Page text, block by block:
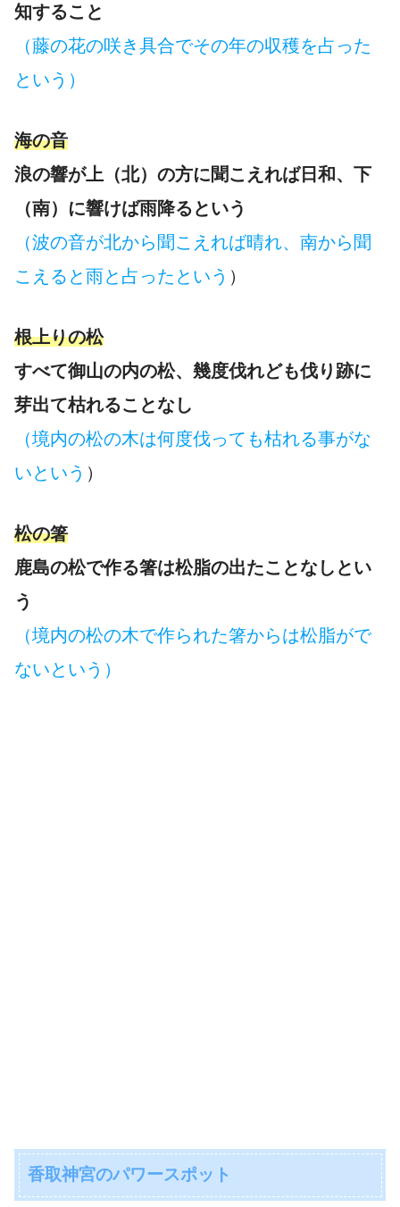
知すること
（藤の花の咲き具合でその年の収穫を占った
という）
海の音
浪の響が上（北）の方に聞こえれば日和、下
（南）に響けば雨降るという
（波の音が北から聞こえれば晴れ、南から聞
こえると雨と占ったという ）
根上りの松
すべて御山の内の松、幾度伐れども伐り跡に
芽出て枯れることなし
（境内の松の木は何度伐っても枯れる事がな
いという ）
松の箸
鹿島の松で作る箸は松脂の出たことなしとい
う
（境内の松の木で作られた箸からは松脂がで
ないという）
香取神宮のパワースポット